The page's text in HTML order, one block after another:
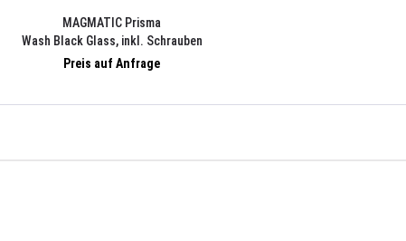
MAGMATIC Prisma
Wash Black Glass, inkl. Schrauben
Preis auf Anfrage